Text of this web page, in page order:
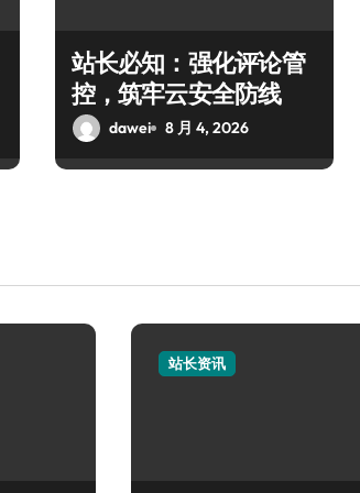
站长必知：强化评论管
控，筑牢云安全防线
dawei 8 月 4, 2026
站长资讯